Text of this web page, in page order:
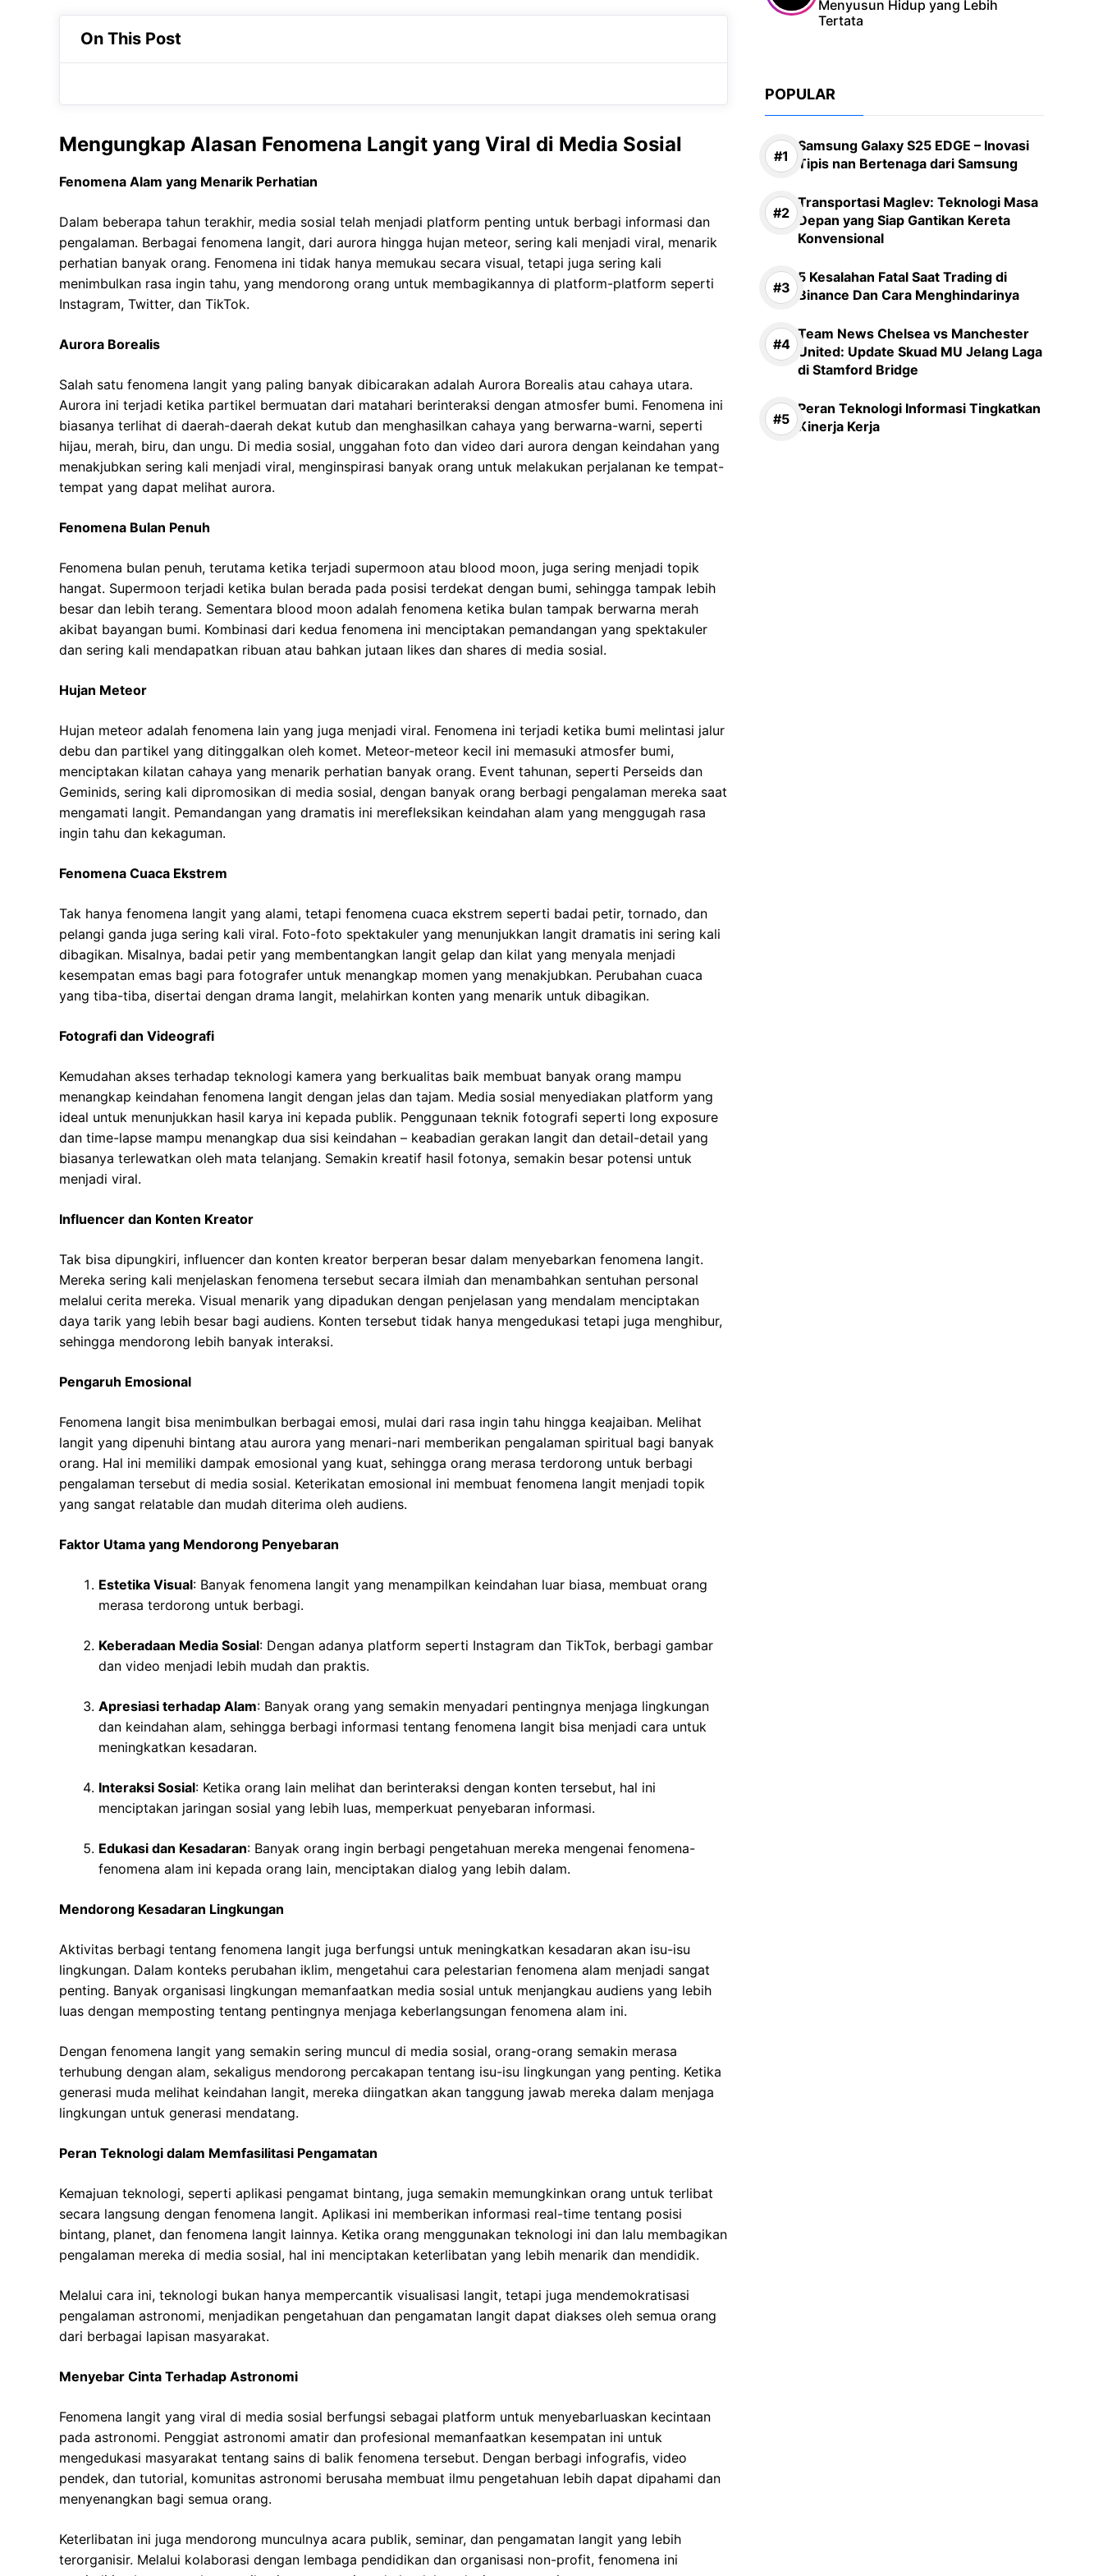
o
k
A
p
a
On This Post
Mengungkap Alasan Fenomena Langit yang Viral di Media Sosial
Fenomena Alam yang Menarik Perhatian
Dalam beberapa tahun terakhir, media sosial telah menjadi platform penting untuk berbagi informasi dan
pengalaman. Berbagai fenomena langit, dari aurora hingga hujan meteor, sering kali menjadi viral, menarik
perhatian banyak orang. Fenomena ini tidak hanya memukau secara visual, tetapi juga sering kali
menimbulkan rasa ingin tahu, yang mendorong orang untuk membagikannya di platform-platform seperti
Instagram, Twitter, dan TikTok.
Aurora Borealis
Salah satu fenomena langit yang paling banyak dibicarakan adalah Aurora Borealis atau cahaya utara.
Aurora ini terjadi ketika partikel bermuatan dari matahari berinteraksi dengan atmosfer bumi. Fenomena ini
biasanya terlihat di daerah-daerah dekat kutub dan menghasilkan cahaya yang berwarna-warni, seperti
hijau, merah, biru, dan ungu. Di media sosial, unggahan foto dan video dari aurora dengan keindahan yang
menakjubkan sering kali menjadi viral, menginspirasi banyak orang untuk melakukan perjalanan ke tempat-
tempat yang dapat melihat aurora.
Fenomena Bulan Penuh
Fenomena bulan penuh, terutama ketika terjadi supermoon atau blood moon, juga sering menjadi topik
hangat. Supermoon terjadi ketika bulan berada pada posisi terdekat dengan bumi, sehingga tampak lebih
besar dan lebih terang. Sementara blood moon adalah fenomena ketika bulan tampak berwarna merah
akibat bayangan bumi. Kombinasi dari kedua fenomena ini menciptakan pemandangan yang spektakuler
dan sering kali mendapatkan ribuan atau bahkan jutaan likes dan shares di media sosial.
Hujan Meteor
Hujan meteor adalah fenomena lain yang juga menjadi viral. Fenomena ini terjadi ketika bumi melintasi jalur
debu dan partikel yang ditinggalkan oleh komet. Meteor-meteor kecil ini memasuki atmosfer bumi,
menciptakan kilatan cahaya yang menarik perhatian banyak orang. Event tahunan, seperti Perseids dan
Geminids, sering kali dipromosikan di media sosial, dengan banyak orang berbagi pengalaman mereka saat
mengamati langit. Pemandangan yang dramatis ini merefleksikan keindahan alam yang menggugah rasa
ingin tahu dan kekaguman.
Fenomena Cuaca Ekstrem
Tak hanya fenomena langit yang alami, tetapi fenomena cuaca ekstrem seperti badai petir, tornado, dan
pelangi ganda juga sering kali viral. Foto-foto spektakuler yang menunjukkan langit dramatis ini sering kali
dibagikan. Misalnya, badai petir yang membentangkan langit gelap dan kilat yang menyala menjadi
kesempatan emas bagi para fotografer untuk menangkap momen yang menakjubkan. Perubahan cuaca
yang tiba-tiba, disertai dengan drama langit, melahirkan konten yang menarik untuk dibagikan.
Fotografi dan Videografi
Kemudahan akses terhadap teknologi kamera yang berkualitas baik membuat banyak orang mampu
menangkap keindahan fenomena langit dengan jelas dan tajam. Media sosial menyediakan platform yang
ideal untuk menunjukkan hasil karya ini kepada publik. Penggunaan teknik fotografi seperti long exposure
dan time-lapse mampu menangkap dua sisi keindahan – keabadian gerakan langit dan detail-detail yang
biasanya terlewatkan oleh mata telanjang. Semakin kreatif hasil fotonya, semakin besar potensi untuk
menjadi viral.
Influencer dan Konten Kreator
Tak bisa dipungkiri, influencer dan konten kreator berperan besar dalam menyebarkan fenomena langit.
Mereka sering kali menjelaskan fenomena tersebut secara ilmiah dan menambahkan sentuhan personal
melalui cerita mereka. Visual menarik yang dipadukan dengan penjelasan yang mendalam menciptakan
daya tarik yang lebih besar bagi audiens. Konten tersebut tidak hanya mengedukasi tetapi juga menghibur,
sehingga mendorong lebih banyak interaksi.
Pengaruh Emosional
Fenomena langit bisa menimbulkan berbagai emosi, mulai dari rasa ingin tahu hingga keajaiban. Melihat
langit yang dipenuhi bintang atau aurora yang menari-nari memberikan pengalaman spiritual bagi banyak
orang. Hal ini memiliki dampak emosional yang kuat, sehingga orang merasa terdorong untuk berbagi
pengalaman tersebut di media sosial. Keterikatan emosional ini membuat fenomena langit menjadi topik
yang sangat relatable dan mudah diterima oleh audiens.
Faktor Utama yang Mendorong Penyebaran
Estetika Visual: Banyak fenomena langit yang menampilkan keindahan luar biasa, membuat orang
merasa terdorong untuk berbagi.
Keberadaan Media Sosial: Dengan adanya platform seperti Instagram dan TikTok, berbagi gambar
dan video menjadi lebih mudah dan praktis.
Apresiasi terhadap Alam: Banyak orang yang semakin menyadari pentingnya menjaga lingkungan
dan keindahan alam, sehingga berbagi informasi tentang fenomena langit bisa menjadi cara untuk
meningkatkan kesadaran.
Interaksi Sosial: Ketika orang lain melihat dan berinteraksi dengan konten tersebut, hal ini
menciptakan jaringan sosial yang lebih luas, memperkuat penyebaran informasi.
Edukasi dan Kesadaran: Banyak orang ingin berbagi pengetahuan mereka mengenai fenomena-
fenomena alam ini kepada orang lain, menciptakan dialog yang lebih dalam.
Mendorong Kesadaran Lingkungan
Aktivitas berbagi tentang fenomena langit juga berfungsi untuk meningkatkan kesadaran akan isu-isu
lingkungan. Dalam konteks perubahan iklim, mengetahui cara pelestarian fenomena alam menjadi sangat
penting. Banyak organisasi lingkungan memanfaatkan media sosial untuk menjangkau audiens yang lebih
luas dengan memposting tentang pentingnya menjaga keberlangsungan fenomena alam ini.
Dengan fenomena langit yang semakin sering muncul di media sosial, orang-orang semakin merasa
terhubung dengan alam, sekaligus mendorong percakapan tentang isu-isu lingkungan yang penting. Ketika
generasi muda melihat keindahan langit, mereka diingatkan akan tanggung jawab mereka dalam menjaga
lingkungan untuk generasi mendatang.
Peran Teknologi dalam Memfasilitasi Pengamatan
Kemajuan teknologi, seperti aplikasi pengamat bintang, juga semakin memungkinkan orang untuk terlibat
secara langsung dengan fenomena langit. Aplikasi ini memberikan informasi real-time tentang posisi
bintang, planet, dan fenomena langit lainnya. Ketika orang menggunakan teknologi ini dan lalu membagikan
pengalaman mereka di media sosial, hal ini menciptakan keterlibatan yang lebih menarik dan mendidik.
Melalui cara ini, teknologi bukan hanya mempercantik visualisasi langit, tetapi juga mendemokratisasi
pengalaman astronomi, menjadikan pengetahuan dan pengamatan langit dapat diakses oleh semua orang
dari berbagai lapisan masyarakat.
Menyebar Cinta Terhadap Astronomi
Fenomena langit yang viral di media sosial berfungsi sebagai platform untuk menyebarluaskan kecintaan
pada astronomi. Penggiat astronomi amatir dan profesional memanfaatkan kesempatan ini untuk
mengedukasi masyarakat tentang sains di balik fenomena tersebut. Dengan berbagi infografis, video
pendek, dan tutorial, komunitas astronomi berusaha membuat ilmu pengetahuan lebih dapat dipahami dan
menyenangkan bagi semua orang.
Keterlibatan ini juga mendorong munculnya acara publik, seminar, dan pengamatan langit yang lebih
terorganisir. Melalui kolaborasi dengan lembaga pendidikan dan organisasi non-profit, fenomena ini
Menyusun Hidup yang Lebih
Tertata
POPULAR
Samsung Galaxy S25 EDGE – Inovasi
Tipis nan Bertenaga dari Samsung
Transportasi Maglev: Teknologi Masa
Depan yang Siap Gantikan Kereta
Konvensional
5 Kesalahan Fatal Saat Trading di
Binance Dan Cara Menghindarinya
Team News Chelsea vs Manchester
United: Update Skuad MU Jelang Laga
di Stamford Bridge
Peran Teknologi Informasi Tingkatkan
Kinerja Kerja